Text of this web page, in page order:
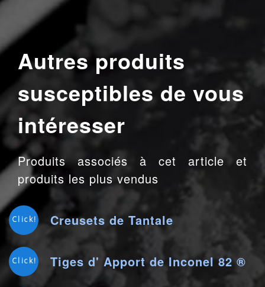
Autres produits
susceptibles de vous
intéresser
Produits associés à cet article et
produits les plus vendus
Click! Creusets de Tantale
Click! Tiges d' Apport de Inconel 82 ®